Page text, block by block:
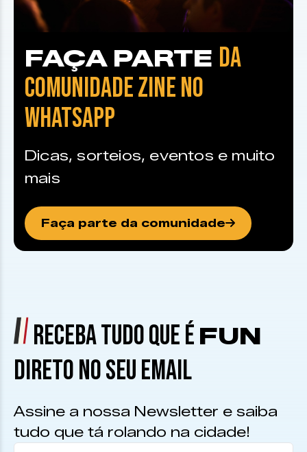
FAÇA PARTE DA
COMUNIDADE ZINE NO
WHATSAPP
Dicas, sorteios, eventos e muito
mais
Faça parte da comunidade
RECEBA TUDO QUE É FUN
DIRETO NO SEU EMAIL
Assine a nossa Newsletter e saiba
tudo que tá rolando na cidade!